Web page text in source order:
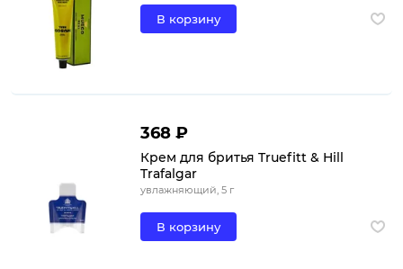
В корзину
368 ₽
Крем для бритья Truefitt & Hill
Trafalgar
увлажняющий, 5 г
В корзину